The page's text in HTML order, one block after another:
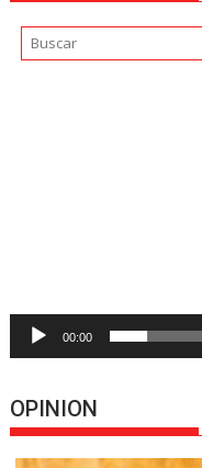
00:00
OPINION